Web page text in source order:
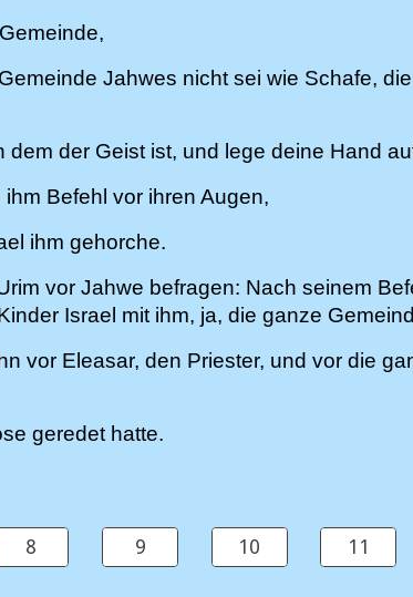
Jahwes nicht sei wie Schafe,
der Geist ist, und lege deine Hand
Befehl vor ihren Augen,
ihm gehorche.
vor Jahwe befragen: Nach seinem
Israel mit ihm, ja, die ganze
vor Eleasar, den Priester, und vor die
geredet hatte.
8 9 10 11